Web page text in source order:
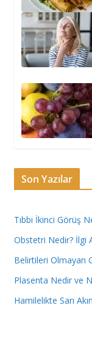
Son Yazılar
Tıbbi İkinci Görüş
Obstetri Nedir? İlgi
Belirtileri Olmayan
Plasenta Nedir ve
Hamilelikte Sarı